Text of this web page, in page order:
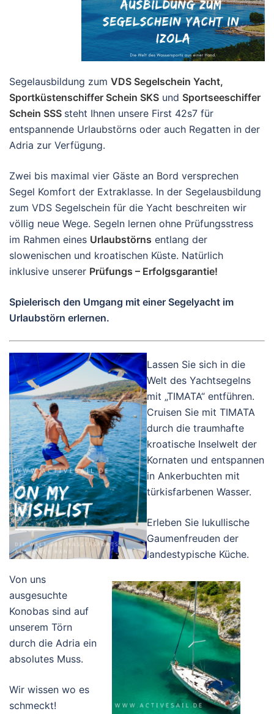
Segelausbildung zum VDS Segelschein Yacht,
Sportküstenschiffer Schein SKS und Sportseeschiffer
Schein SSS steht Ihnen unsere First 42s7 für
entspannende Urlaubstörns oder auch Regatten in der
Adria zur Verfügung.
Zwei bis maximal vier Gäste an Bord versprechen
Segel Komfort der Extraklasse. In der Segelausbildung
zum VDS Segelschein für die Yacht beschreiten wir
völlig neue Wege. Segeln lernen ohne Prüfungsstress
im Rahmen eines Urlaubstörns entlang der
slowenischen und kroatischen Küste. Natürlich
inklusive unserer Prüfungs – Erfolgsgarantie!
Spielerisch den Umgang mit einer Segelyacht im
Urlaubstörn erlernen.
Lassen Sie sich in die
Welt des Yachtsegelns
mit „TIMATA“ entführen.
Cruisen Sie mit TIMATA
durch die traumhafte
kroatische Inselwelt der
Kornaten und entspannen
in Ankerbuchten mit
türkisfarbenen Wasser.
Erleben Sie lukullische
Gaumenfreuden der
landestypische Küche.
Von uns
ausgesuchte
Konobas sind auf
unserem Törn
durch die Adria ein
absolutes Muss.
Wir wissen wo es
schmeckt!